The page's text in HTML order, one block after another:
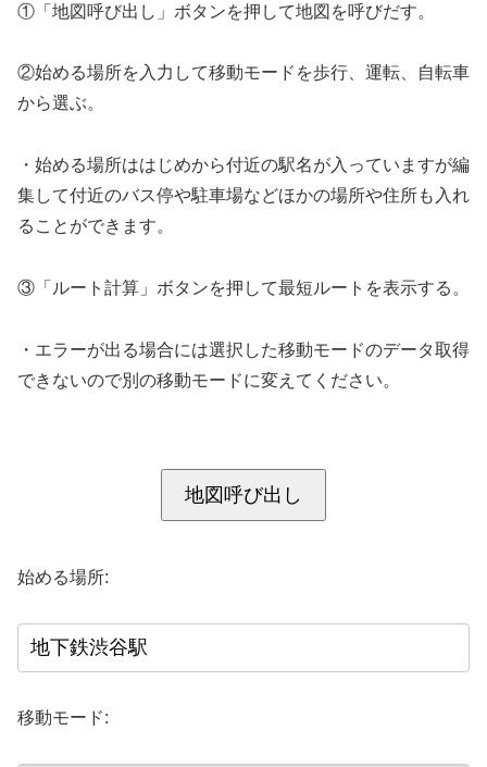
①「地図呼び出し」ボタンを押して地図を呼びだす。
②始める場所を入力して移動モードを歩行、運転、自転車
から選ぶ。
・始める場所ははじめから付近の駅名が入っていますが編
集して付近のバス停や駐車場などほかの場所や住所も入れ
ることができます。
③「ルート計算」ボタンを押して最短ルートを表示する。
・エラーが出る場合には選択した移動モードのデータ取得
できないので別の移動モードに変えてください。
地図呼び出し
始める場所:
移動モード: